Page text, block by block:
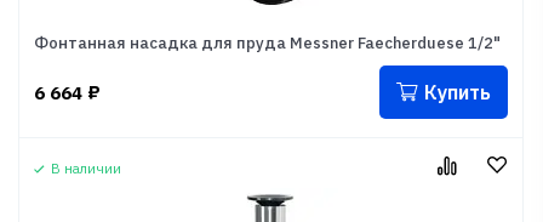
Фонтанная насадка для пруда Messner Faecherduese 1/2"
6 664 ₽ Купить
В наличии